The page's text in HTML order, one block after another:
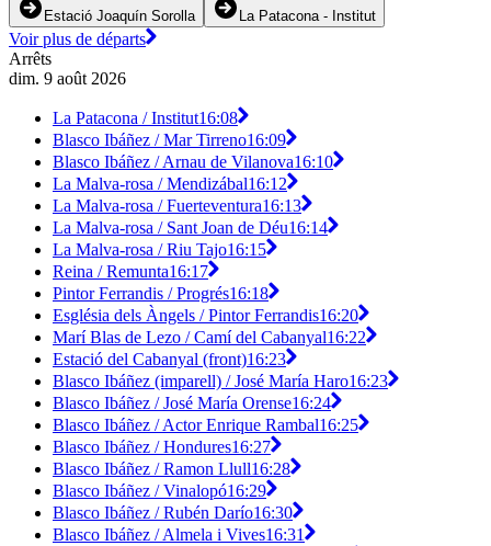
Estació Joaquín Sorolla La Patacona - Institut
Voir plus de départs
Arrêts
dim. 9 août 2026
La Patacona / Institut16:08
Blasco Ibáñez / Mar Tirreno16:09
Blasco Ibáñez / Arnau de Vilanova16:10
La Malva-rosa / Mendizábal16:12
La Malva-rosa / Fuerteventura16:13
La Malva-rosa / Sant Joan de Déu16:14
La Malva-rosa / Riu Tajo16:15
Reina / Remunta16:17
Pintor Ferrandis / Progrés16:18
Església dels Àngels / Pintor Ferrandis16:20
Marí Blas de Lezo / Camí del Cabanyal16:22
Estació del Cabanyal (front)16:23
Blasco Ibáñez (imparell) / José María Haro16:23
Blasco Ibáñez / José María Orense16:24
Blasco Ibáñez / Actor Enrique Rambal16:25
Blasco Ibáñez / Hondures16:27
Blasco Ibáñez / Ramon Llull16:28
Blasco Ibáñez / Vinalopó16:29
Blasco Ibáñez / Rubén Darío16:30
Blasco Ibáñez / Almela i Vives16:31